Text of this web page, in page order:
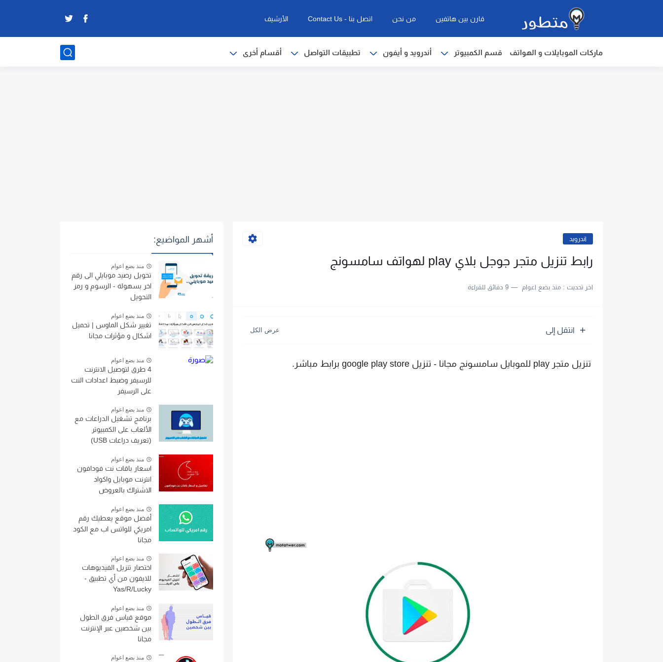
قارن بين هاتفين من نحن اتصل بنا - Contact Us الأرشيف
ماركات الموبايلات و الهواتف قسم الكمبيوتر أندرويد و أيفون تطبيقات التواصل أقسام أخرى
اندرويد
رابط تنزيل متجر جوجل بلاي play لهواتف سامسونج
اخر تحديث : منذ بضع اعوام 9 دقائق للقراءة
انتقل إلى
تنزيل متجر play للموبايل سامسونج مجانا - تنزيل google play store برابط مباشر.
أشهر المواضيع:
منذ بضع اعوام
تحويل رصيد موبايلي الى رقم
اخر بسهولة - الرسوم و رمز
التحويل
منذ بضع اعوام
تغيير شكل الماوس | تحميل
اشكال و مؤثرات مجانا
منذ بضع اعوام
4 طرق لتوصيل الانترنت
للرسيفر وضبط اعدادات النت
على الرسيفر
منذ بضع اعوام
برنامج تشغيل الدراعات مع
الألعاب على الكمبيوتر
(تعريف دراعات USB)
منذ بضع اعوام
اسعار باقات نت فودافون
انترنت موبايل واكواد
الاشتراك بالعروض
منذ بضع اعوام
أفضل موقع يعطيك رقم
امريكي للواتس اب مع الكود
مجانا
منذ بضع اعوام
اختصار تنزيل الفيديوهات
للايفون من أي تطبيق -
Yas/R/Lucky
منذ بضع اعوام
موقع قياس فرق الطول
بين شخصين عبر الإنترنت
مجانا
منذ بضع اعوام